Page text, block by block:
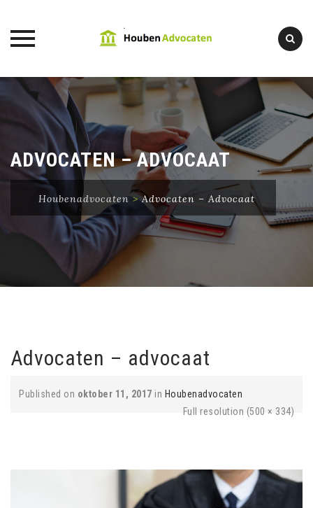
Skip
content
ADVOCATEN – ADVOCAAT
Houbenadvocaten>Advocaten – Advocaat
Advocaten – advocaat
Published on oktober 11, 2017 in Houbenadvocaten
Full resolution (500 × 334)